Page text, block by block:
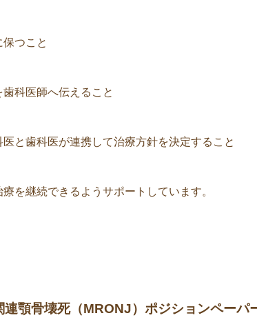
つこと
科医師へ伝えること
と歯科医が連携して治療方針を決定すること
を継続できるようサポートしています。
連顎骨壊死（MRONJ）ポジションペーパ